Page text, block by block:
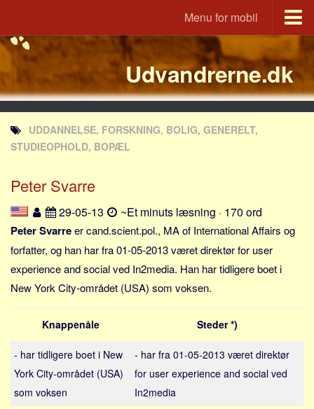
Menu for mobil
Portal
Udvandrerne.dk
Utvandrerne.no
Utvandrarna.se
Tyskland.dk
Rusland.dk
JLKM.dk
Lande
Tyrkiet
Spanien
Sverige
Norge
Thailand
Udvandrerne.dk
UDDANNELSE, FORSKNING, BOLIG, GENERELT,
STUDIEOPHOLD, BOPÆL
Peter Svarre
29-05-13 ~Et minuts læsning · 170 ord
Peter Svarreer cand.scient.pol., MA of International Affairs og
forfatter, og han har fra 01-05-2013 været direktør for user
experience and social ved In2media. Han har tidligere boet i
New York City-området (USA) som voksen.
Knappenåle Steder *)
- har tidligere boet i New
York City-området (USA)
som voksen
- har fra 01-05-2013 været direktør
for user experience and social ved
In2media